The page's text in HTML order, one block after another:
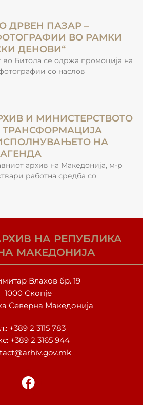
ДРВЕН ПАЗАР –
ВО РАМКИ
ДЕНОВИ“
во Битола се одржа промоција на
со наслов
И МИНИСТЕРСТВОТО
ТРАНСФОРМАЦИЈА
НА
архив на Македонија, м-р
работна средба со
НА РЕПУБЛИКА
МАКЕДОНИЈА
Влахов бр. 19
1000 Скопје
Северна Македонија
+389 2 3115 783
+389 2 3165 944
F
a